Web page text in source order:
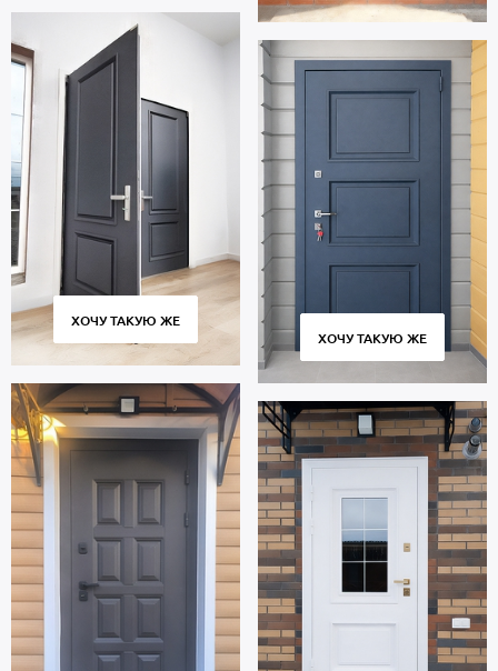
ХОЧУ ТАКУЮ ЖЕ
ХОЧУ ТАКУЮ ЖЕ